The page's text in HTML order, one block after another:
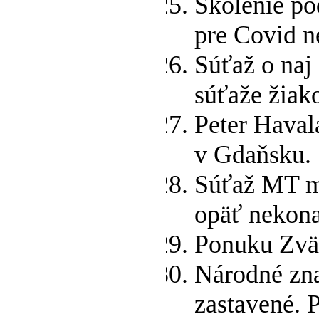
pre Covid
Súťaž o
súťaže
Peter
v Gdaňsku.
Súťaž MT
opäť
Ponuku
Národné
zastavené.